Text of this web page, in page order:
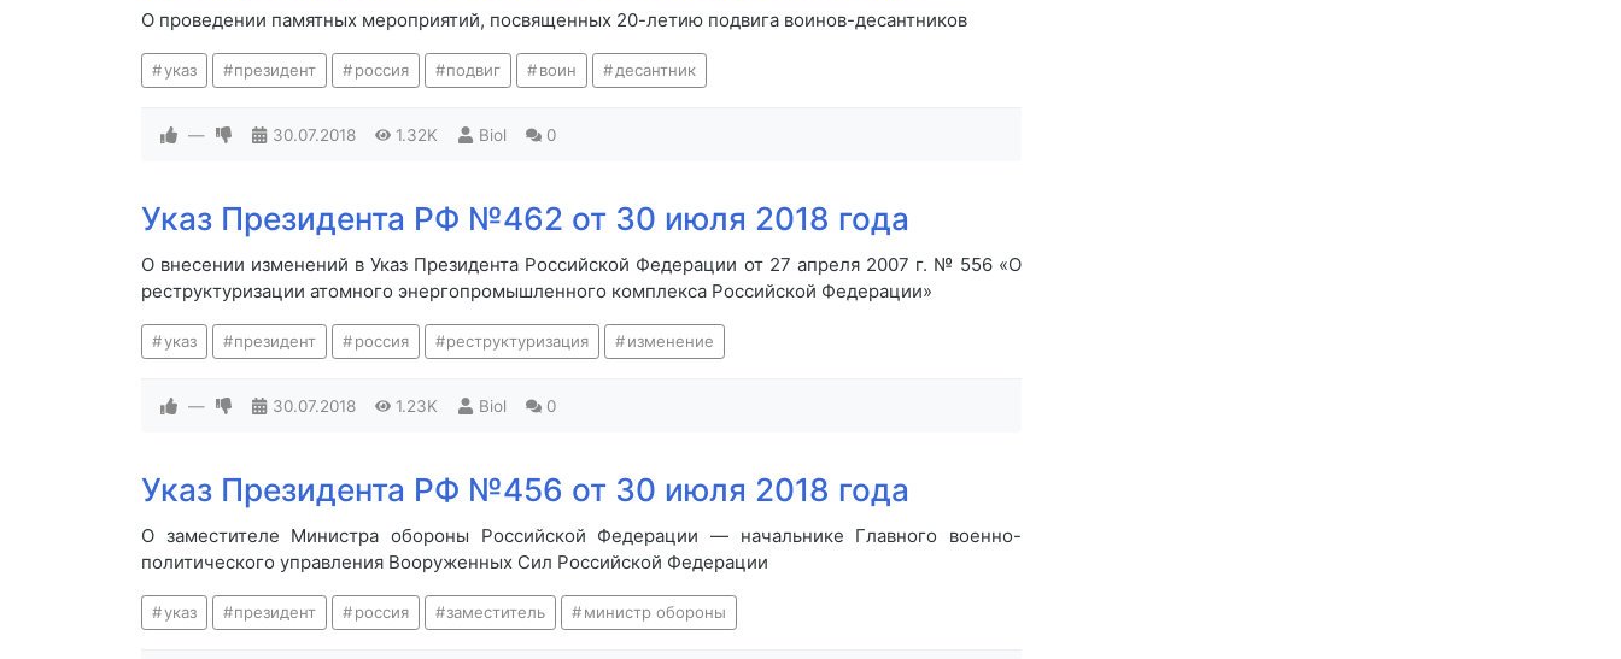
О проведении памятных мероприятий, посвященных 20-летию подвига воинов-десантников
указ президент россия подвиг воин десантник
— 30.07.2018 1.32K Biol 0
Указ Президента РФ №462 от 30 июля 2018 года
О внесении изменений в Указ Президента Российской Федерации от 27 апреля 2007 г. № 556 «О
реструктуризации атомного энергопромышленного комплекса Российской Федерации»
указ президент россия реструктуризация изменение
— 30.07.2018 1.23K Biol 0
Указ Президента РФ №456 от 30 июля 2018 года
О заместителе Министра обороны Российской Федерации — начальнике Главного военно-
политического управления Вооруженных Сил Российской Федерации
указ президент россия заместитель министр обороны